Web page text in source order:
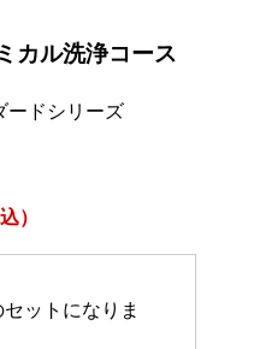
カル洗浄コース
ードシリーズ
）
ットになりま